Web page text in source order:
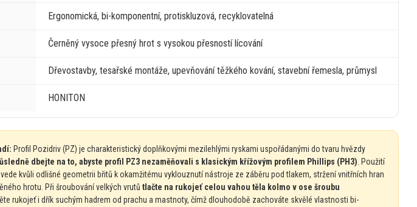
Ergonomická, bi-komponentní, protiskluzová, recyklovatelná
Černěný vysoce přesný hrot s vysokou přesností lícování
Dřevostavby, tesařské montáže, upevňování těžkého kování, stavební řemesla, průmysl
HONITON
Profil Pozidriv (PZ) je charakteristický doplňkovými mezilehlými ryskami uspořádanými dotvaru hvězdy
dbejte na to, abyste profil PZ3 nezaměňovali s klasickým křížovým profilem Phillips (PH3) . Použití
kvůli odlišné geometrii břitů kokamžitému vyklouznutí nástroje ze záběru pod tlakem, stržení vnitřních hran
hrotu. Při šroubování velkých vrutů tlačte na rukojeť celou vahou těla kolmo v ose šroubu
rukojeťi dřík suchým hadrem od prachu a mastnoty, čímž dlouhodobě zachováte skvělé vlastnosti bi-